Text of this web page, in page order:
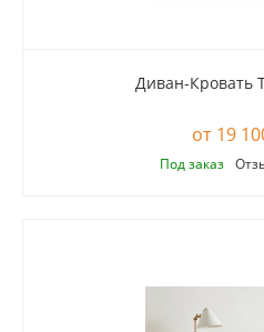
Диван-Кровать
19
Под заказ